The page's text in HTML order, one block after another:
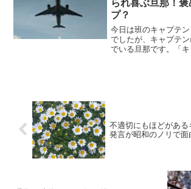
られ喜ぶ旦那！
プ？
今日は班のキャプテ
でしたが、キャプテ
でいる旦那です。「
不適切にもほどがある
発言が昭和のノリで面